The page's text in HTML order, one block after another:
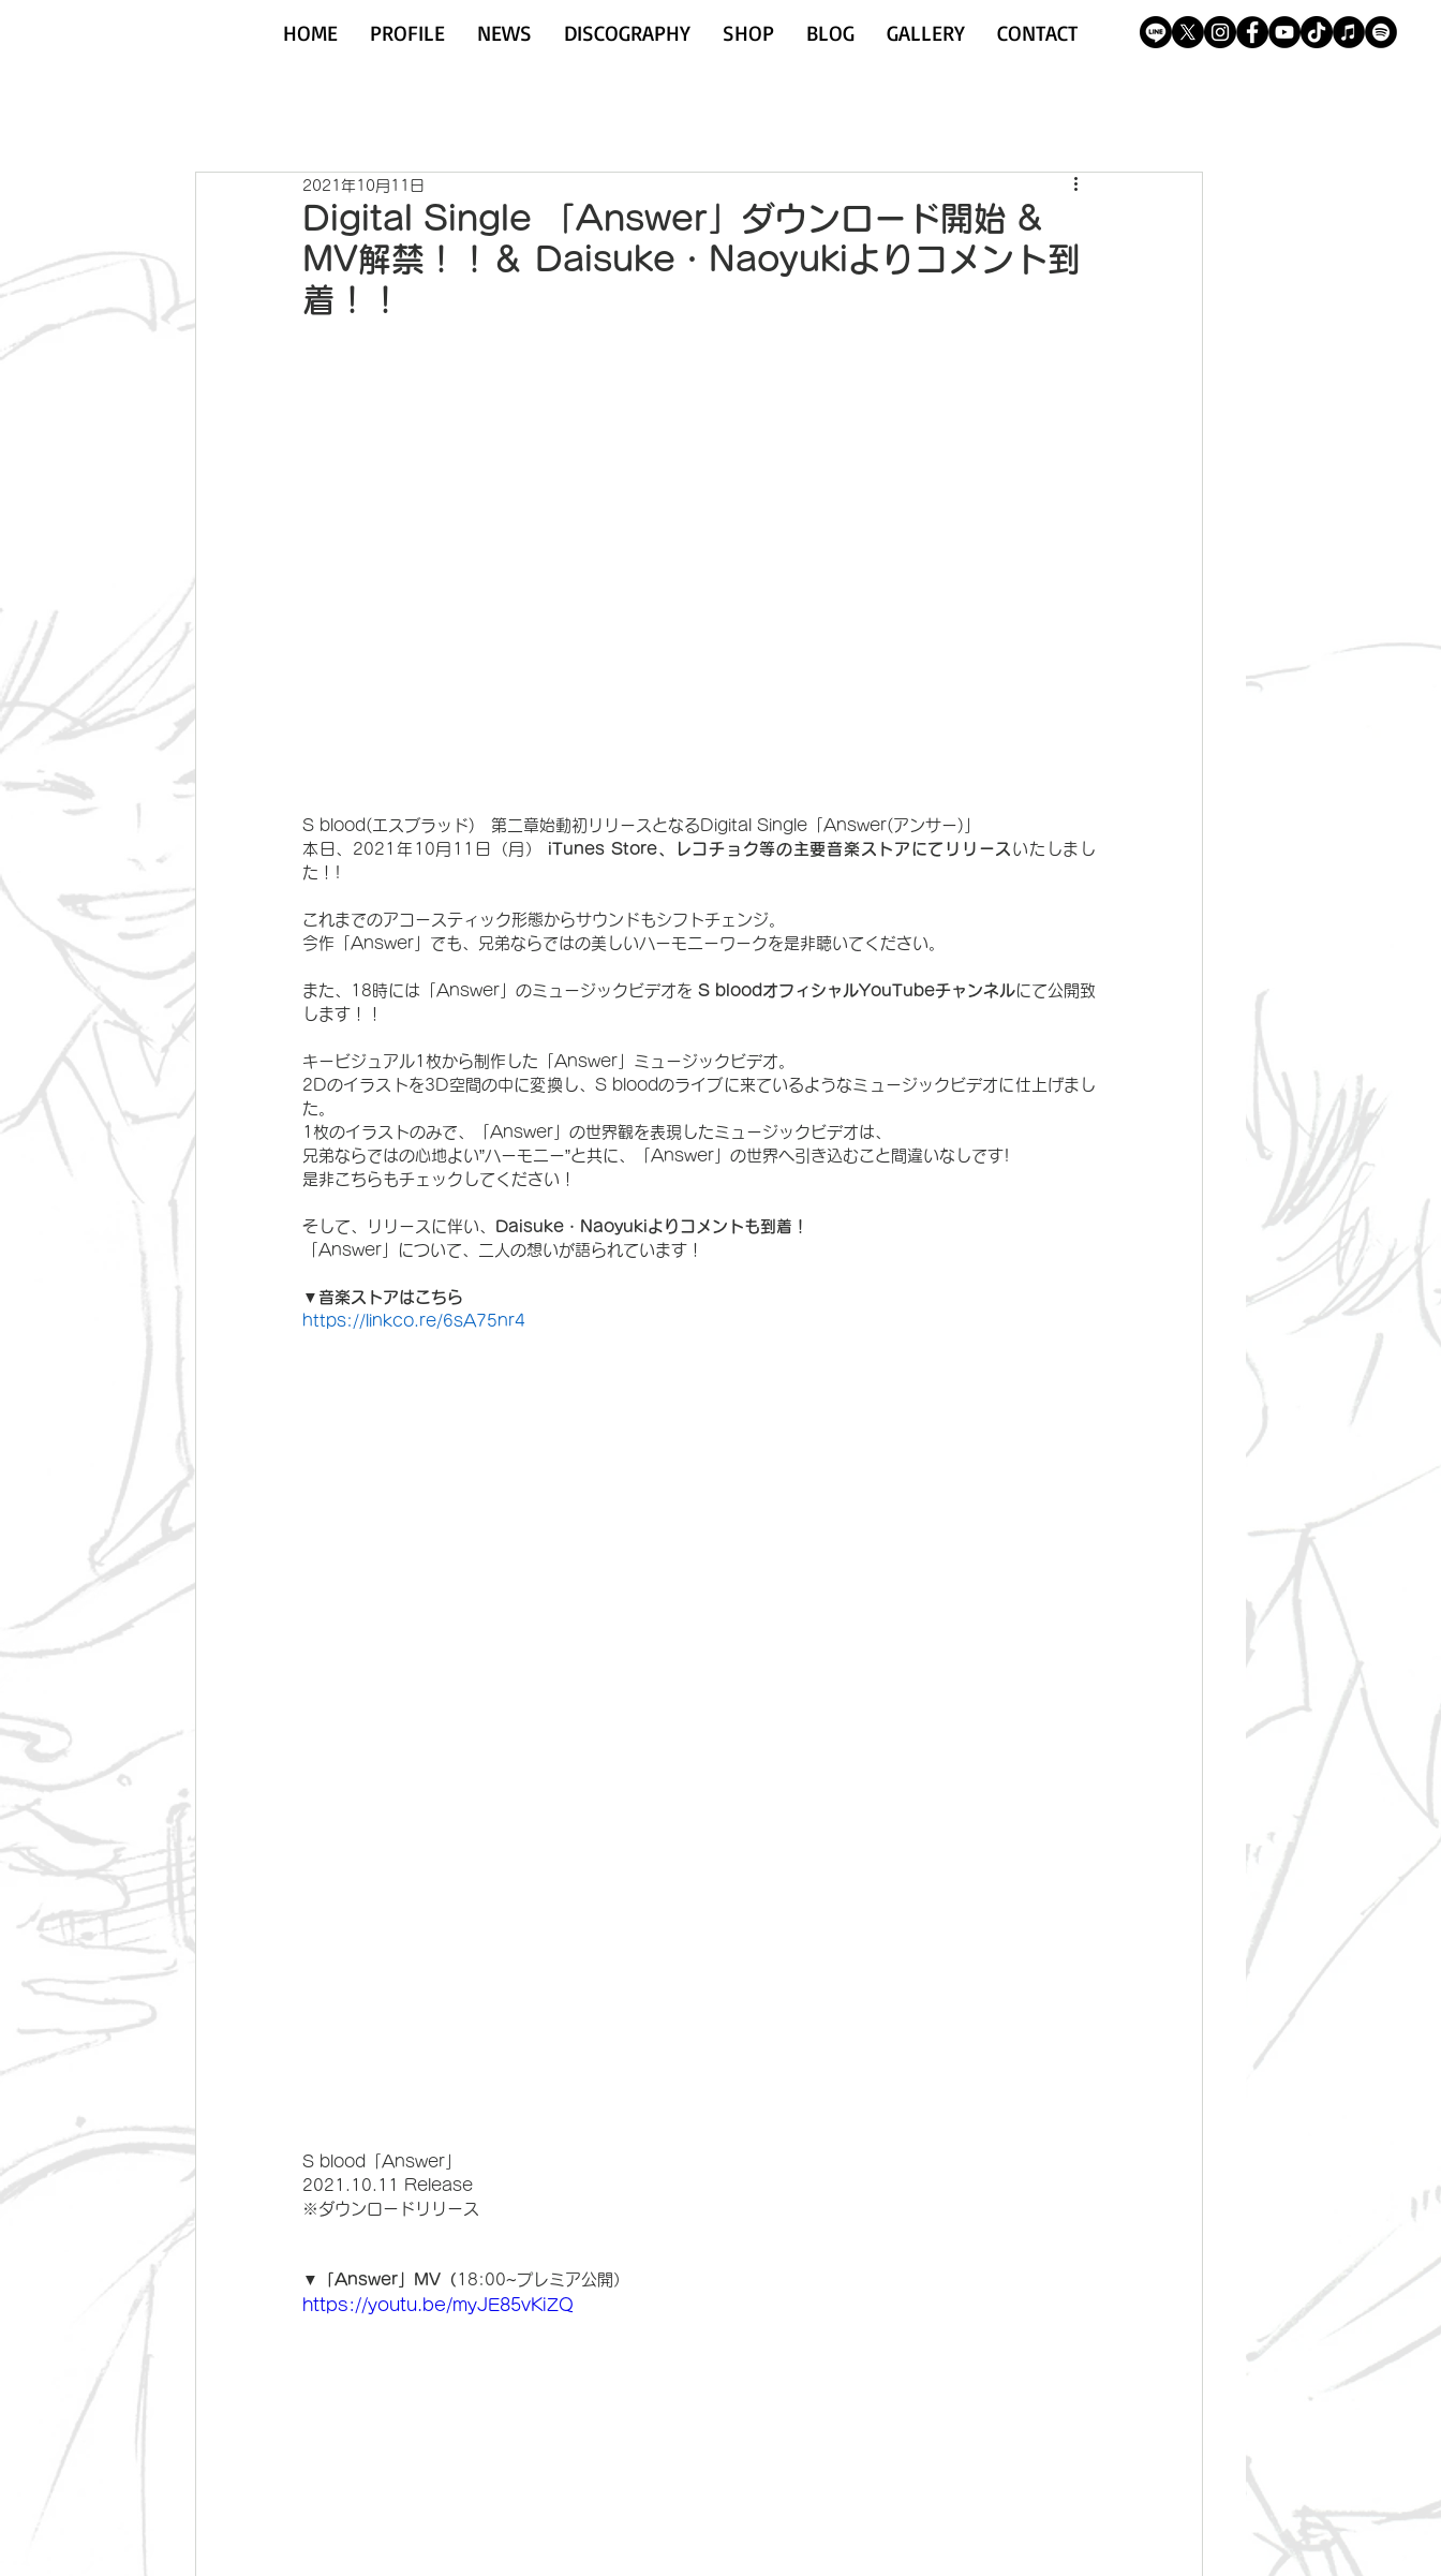
HOME PROFILE NEWS DISCOGRAPHY SHOP BLOG GALLERY CONTACT
Digital Single 「Answer」ダウンロード開始 &
MV解禁！！＆ Daisuke・Naoyukiよりコメント到
着！！
2021年10月11日
S blood(エスブラッド)　第二章始動初リリースとなるDigital Single「Answer(アンサー)」
本日、2021年10月11日（月）
iTunes Store、レコチョク等の主要音楽ストアにてリリース いたしまし
た！!
これまでのアコースティック形態からサウンドもシフトチェンジ。
今作「Answer」でも、兄弟ならではの美しいハーモニーワークを是非聴いてください。
また、18時には「Answer」のミュージックビデオを S bloodオフィシャルYouTubeチャンネルにて公開致
します！！
キービジュアル1枚から制作した「Answer」ミュージックビデオ。
2Dのイラストを3D空間の中に変換し、S bloodのライブに来ているようなミュージックビデオに仕上げまし
た。
1枚のイラストのみで、「Answer」の世界観を表現したミュージックビデオは、
兄弟ならではの心地よい”ハーモニー”と共に、「Answer」の世界へ引き込むこと間違いなしです!
是非こちらもチェックしてください！
そして、リリースに伴い、 Daisuke・Naoyukiよりコメントも到着！
「Answer」について、二人の想いが語られています！
▼音楽ストアはこちら
https://linkco.re/6sA75nr4
S blood「Answer」
2021.10.11 Release
※ダウンロードリリース
▼「Answer」MV（ 18:00~プレミア公開）
https://youtu.be/myJE85vKiZQ